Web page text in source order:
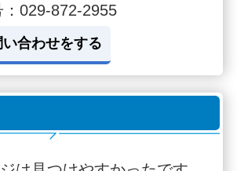
029-872-2955
合わせをする